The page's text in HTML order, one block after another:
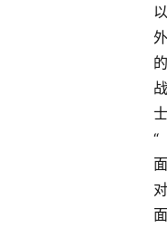
以
外
的
战
士
“
面
对
面